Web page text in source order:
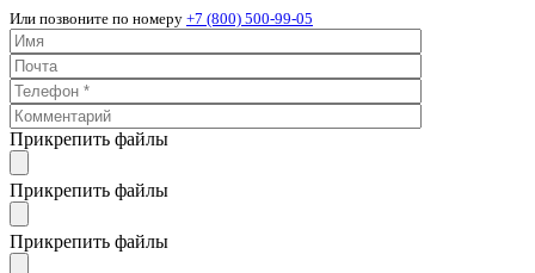
Или позвоните по номеру +7 (800) 500-99-05
Прикрепить файлы
Прикрепить файлы
Прикрепить файлы